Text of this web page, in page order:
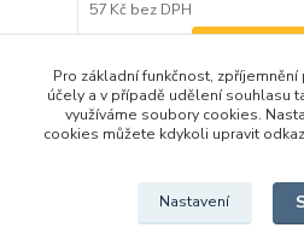
57 Kč bez DPH
strana
Pro základní funkčnost,
účely a v případě udělení souhlasu
využíváme soubory cookies.
cookies můžete kdykoli upravit
Nastavení